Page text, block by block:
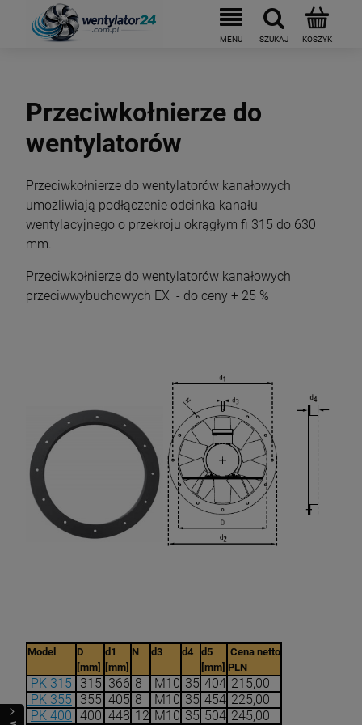
Przeciwkołnierze do
wentylatorów
Przeciwkołnierze do wentylatorów kanałowych
umożliwiają podłączenie odcinka kanału
wentylacyjnego o przekroju okrągłym fi 315 do 630
mm.
Przeciwkołnierze do wentylatorów kanałowych
przeciwwybuchowych EX - do ceny + 25 %
Model
D
[mm]
d1
[mm]
N d3 d4
d5
[mm]
Cena netto
PLN
PK 315 315 366 8 M10 35 404 215,00
PK 355
355 405 8 M10 35 454 225,00
PK 400 400 448 12 M10 35 504 245,00